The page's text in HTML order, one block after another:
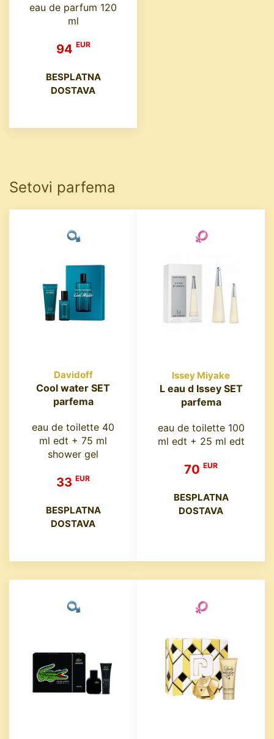
eau de parfum 120
ml
94 EUR
BESPLATNA
DOSTAVA
Setovi parfema
Davidoff
Cool water SET
parfema
eau de toilette 40
ml edt + 75 ml
shower gel
33 EUR
BESPLATNA
DOSTAVA
Issey Miyake
L eau d Issey SET
parfema
eau de toilette 100
ml edt + 25 ml edt
70 EUR
BESPLATNA
DOSTAVA